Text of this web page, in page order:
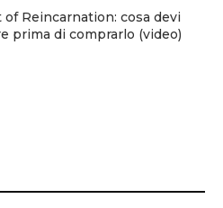
of Reincarnation: cosa devi
prima di comprarlo (video)